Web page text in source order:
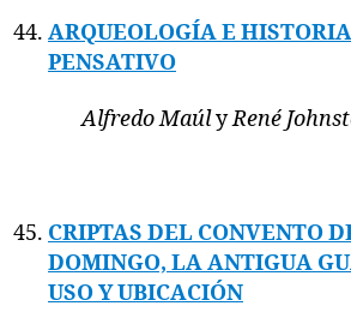
ARQUEOLOGÍA E
PENSATIVO
Alfredo MaúlyRené
CRIPTAS DEL CONVENTO
DOMINGO, LA ANTIGUA
USO Y UBICACIÓN